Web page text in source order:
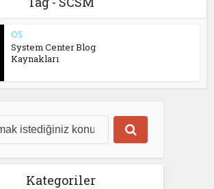
OS
System Center Blog
Kaynakları
Kategoriler